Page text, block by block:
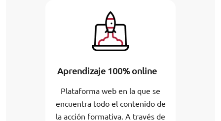
Aprendizaje 100% online
Plataforma web en la que se
encuentra todo el contenido de
la acción formativa. A través de